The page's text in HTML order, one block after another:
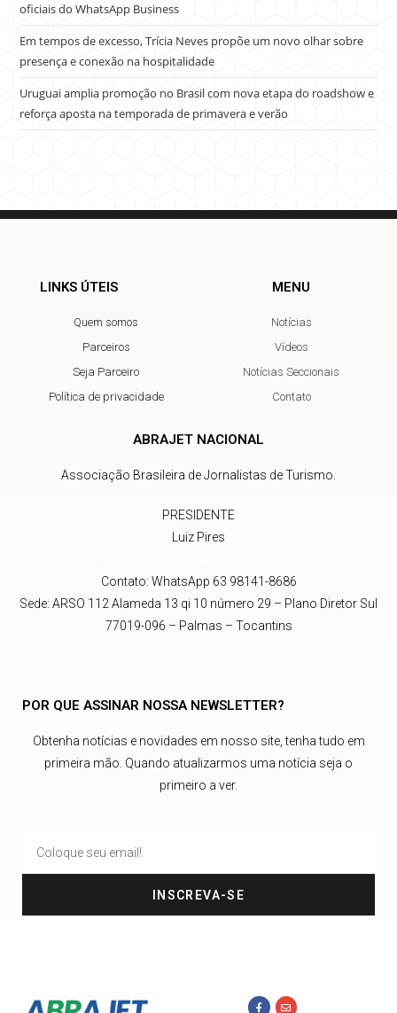
oficiais do WhatsApp Business
Em tempos de excesso, Trícia Neves propõe um novo olhar sobre
presença e conexão na hospitalidade
Uruguai amplia promoção no Brasil com nova etapa do roadshow e
reforça aposta na temporada de primavera e verão
LINKS ÚTEIS
Quem somos
Parceiros
Seja Parceiro
Política de privacidade
MENU
Notícias
Vídeos
Notícias Seccionais
Contato
ABRAJET NACIONAL
Associação Brasileira de Jornalistas de Turismo.
PRESIDENTE
Luiz Pires
Contato: WhatsApp 63 98141-8686
Sede: ARSO 112 Alameda 13 qi 10 número 29 – Plano Diretor Sul
77019-096 – Palmas – Tocantins
POR QUE ASSINAR NOSSA NEWSLETTER?
Obtenha notícias e novidades em nosso site, tenha tudo em
primeira mão. Quando atualizarmos uma notícia seja o
primeiro a ver.
INSCREVA-SE